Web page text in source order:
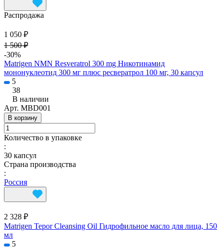
Распродажа
1 050 ₽
1 500 ₽
-30%
Matrigen NMN Resveratrol 300 mg Никотинамид
мононуклеотид 300 мг плюс ресвератрол 100 мг, 30 капсул
5
38
В наличии
Арт. MBD001
В корзину
Количество в упаковке
:
30 капсул
Страна производства
:
Россия
2 328 ₽
Matrigen Tepor Cleansing Oil Гидрофильное масло для лица, 150
мл
5